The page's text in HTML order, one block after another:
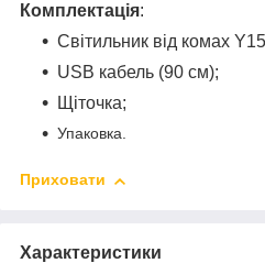
Комплектація:
Світильник від комах
USB кабель (90 см);
Щіточка;
Упаковка.
Приховати
Характеристики